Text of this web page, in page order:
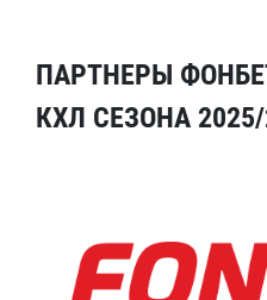
ПАРТНЕРЫ
КХЛ СЕЗОНА